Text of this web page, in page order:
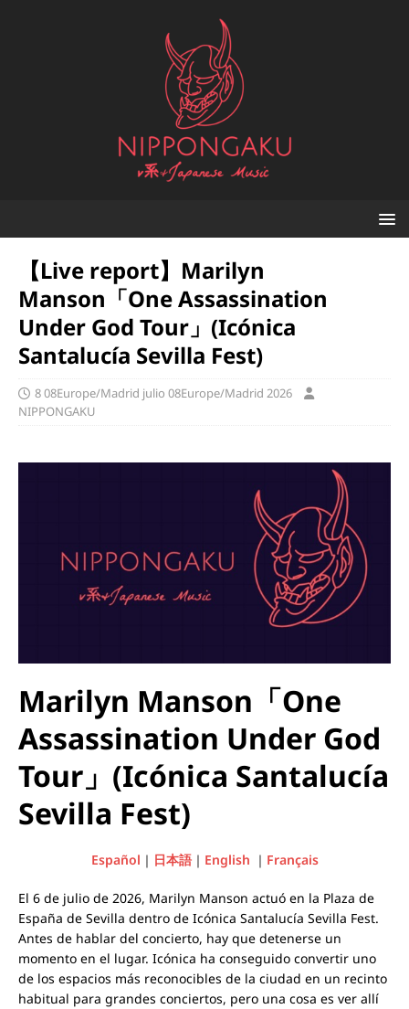
【Live report】Marilyn
Manson「One Assassination
Under God Tour」(Icónica
Santalucía Sevilla Fest)
8 08Europe/Madrid julio 08Europe/Madrid 2026
NIPPONGAKU
Marilyn Manson「One
Assassination Under God
Tour」(Icónica Santalucía
Sevilla Fest)
Español ｜ 日本語｜ English ｜ Français
El 6 de julio de 2026, Marilyn Manson actuó en la Plaza de
España de Sevilla dentro de Icónica Santalucía Sevilla Fest.
Antes de hablar del concierto, hay que detenerse un
momento en el lugar. Icónica ha conseguido convertir uno
de los espacios más reconocibles de la ciudad en un recinto
habitual para grandes conciertos, pero una cosa es ver allí